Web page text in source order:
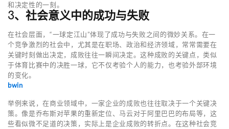
和决定性的一刻。
3、社会意义中的成功与失败
在社会层面，“一球定江山”体现了成功与失败之间的微妙关系。在一
个竞争激烈的社会中，尤其是在职场、政治和经济领域，常常需要在
关键时刻做出决定，成败往往一瞬间决定。这种成败的关键点，类似
于体育比赛中的决胜一球，它不仅考验个人的能力，也考验外部环境
的变化。
bwin
举例来说，在商业领域中，一家企业的成败也往往取决于一个关键决
策。像是乔布斯对苹果的重新定位、马云对于阿里巴巴的布局等，这
些看似微不足道的决策，实际上是企业成败的转折点。在这种社会竞